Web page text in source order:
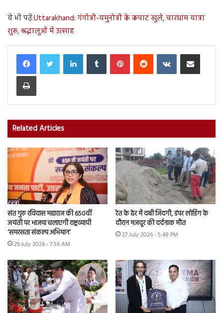
ये भी पढ़ें:Uttarakhand: गंगोत्री-यमुनोत्री के कपाट खुले, चारधाम यात्रा
शुरू, श्रद्धालुओं में उत्साह
LinkedInTumblr PinterestReddit VKontakteShare via Email
Print
Related Articles
संत गुरु रविदास महाराज की 650वीं
जयंती पर भाजपा चलाएगी राष्ट्रव्यापी
‘समरसता संकल्प अभियान’
29 July 2026 - 7:56 AM
रेत के ढेर में दबी जिंदगी, डंपर लोडिंग के
दौरान मजदूर की दर्दनाक मौत
27 July 2026 - 5:48 PM